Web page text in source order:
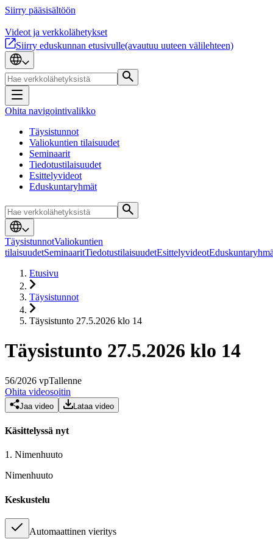
Siirry pääsisältöön
Videot ja verkkolähetykset
Siirry eduskunnan etusivulle(avautuu uuteen välilehteen)
Ohita navigointivalikko
Täysistunnot
Valiokuntien tilaisuudet
Seminaarit
Tiedotustilaisuudet
Esittelyvideot
Eduskuntaryhmät
TäysistunnotValiokuntien
tilaisuudetSeminaaritTiedotustilaisuudetEsittelyvideot
Etusivu
Täysistunnot
Täysistunto 27.5.2026 klo 14
Täysistunto 27.5.2026 klo 14
56/2026 vpTallenne
Ohita videosoitin
Jaa video Lataa video
Käsittelyssä nyt
1. Nimenhuuto
Nimenhuuto
Keskustelu
Automaattinen vieritys